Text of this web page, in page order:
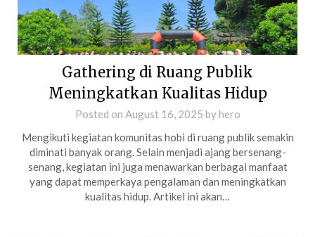
Gathering di Ruang Publik
Meningkatkan Kualitas Hidup
Posted on August 16, 2025 byhero
Mengikuti kegiatan komunitas hobi di ruang publik semakin
diminati banyak orang. Selain menjadi ajang bersenang-
senang, kegiatan ini juga menawarkan berbagai manfaat
yang dapat memperkaya pengalaman dan meningkatkan
kualitas hidup. Artikel ini akan…